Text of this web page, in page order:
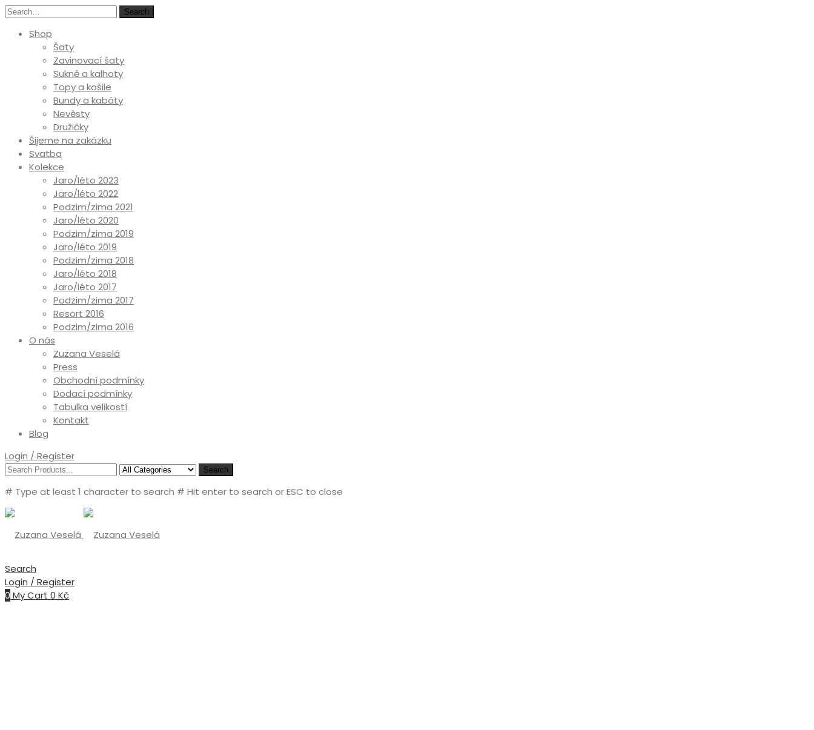
Search
Shop
Šaty
Zavinovací šaty
Sukně a kalhoty
Topy a košile
Bundy a kabáty
Nevěsty
Družičky
Šijeme na zakázku
Svatba
Kolekce
Jaro/léto 2023
Jaro/léto 2022
Podzim/zima 2021
Jaro/léto 2020
Podzim/zima 2019
Jaro/léto 2019
Podzim/zima 2018
Jaro/léto 2018
Jaro/léto 2017
Podzim/zima 2017
Resort 2016
Podzim/zima 2016
O nás
Zuzana Veselá
Press
Obchodní podmínky
Dodací podmínky
Tabulka velikostí
Kontakt
Blog
Login / Register
Search
# Type at least 1 character to search # Hit enter to search or ESC to close
Search
Login / Register
0 My Cart 0 Kč